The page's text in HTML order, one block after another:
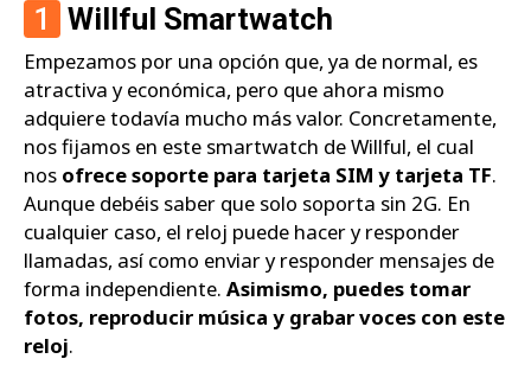
1 Willful Smartwatch
Empezamos por una opción que, ya de normal, es
atractiva y económica, pero que ahora mismo
adquiere todavía mucho más valor. Concretamente,
nos fijamos en este smartwatch de Willful, el cual
nos ofrece soporte para tarjeta SIM y tarjeta TF.
Aunque debéis saber que solo soporta sin 2G. En
cualquier caso, el reloj puede hacer y responder
llamadas, así como enviar y responder mensajes de
forma independiente. Asimismo, puedes tomar
fotos, reproducir música y grabar voces con este
reloj.